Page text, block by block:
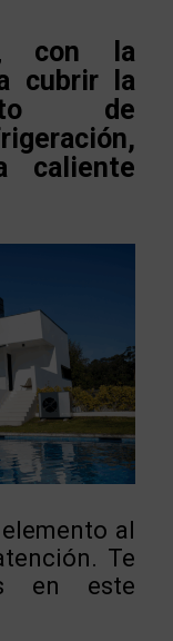
con la
cubrir la
de
caliente
al
Te
en este